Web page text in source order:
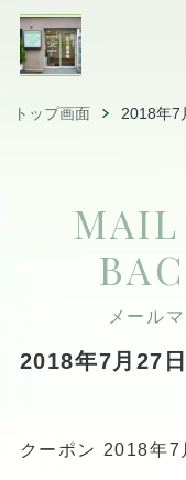
トップ画面 2018年
メール
2018年7月27
クーポン 2018